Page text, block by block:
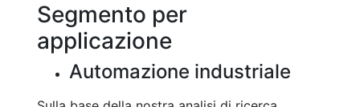
Segmento per
applicazione
Automazione industriale